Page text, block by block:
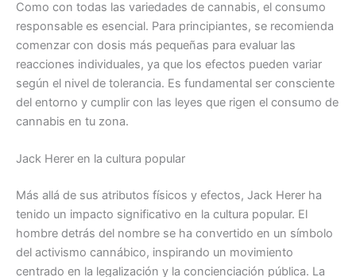
Como con todas las variedades de cannabis, el consumo
responsable es esencial. Para principiantes, se recomienda
comenzar con dosis más pequeñas para evaluar las
reacciones individuales, ya que los efectos pueden variar
según el nivel de tolerancia. Es fundamental ser consciente
del entorno y cumplir con las leyes que rigen el consumo de
cannabis en tu zona.
Jack Herer en la cultura popular
Más allá de sus atributos físicos y efectos, Jack Herer ha
tenido un impacto significativo en la cultura popular. El
hombre detrás del nombre se ha convertido en un símbolo
del activismo cannábico, inspirando un movimiento
centrado en la legalización y la concienciación pública. La